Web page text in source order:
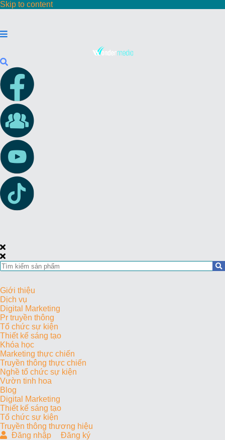
Skip to content
Giới thiệu
Dịch vụ
Digital Marketing
Pr truyền thông
Tổ chức sự kiện
Thiết kế sáng tạo
Khóa học
Marketing thực chiến
Truyền thông thực chiến
Nghề tổ chức sự kiện
Vườn tinh hoa
Blog
Digital Marketing
Thiết kế sáng tạo
Tổ chức sự kiện
Truyền thông thương hiệu
Đăng nhập
Đăng ký